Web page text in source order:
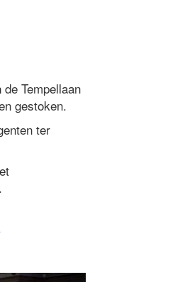
Tempellaan
gestoken.
ter